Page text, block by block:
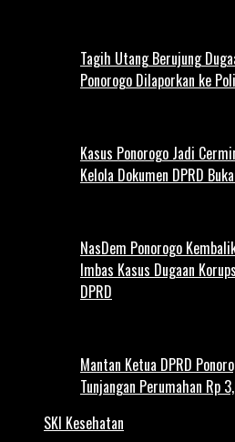
Tagih Utang Berujung
Ponorogo Dilaporkan ke
Kasus Ponorogo Jadi
Kelola Dokumen DPRD
NasDem Ponorogo
Imbas Kasus Dugaan
DPRD
Mantan Ketua DPRD
Tunjangan Perumahan Rp
SKI Kesehatan